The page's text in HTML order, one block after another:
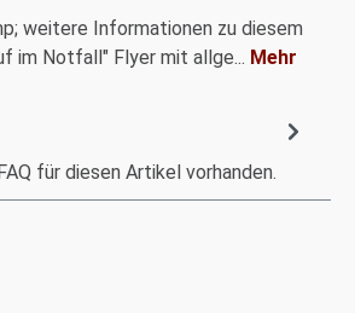
weitere Informationen zu diesem
Notfall" Flyer mit allge... Mehr
für diesen Artikel vorhanden.